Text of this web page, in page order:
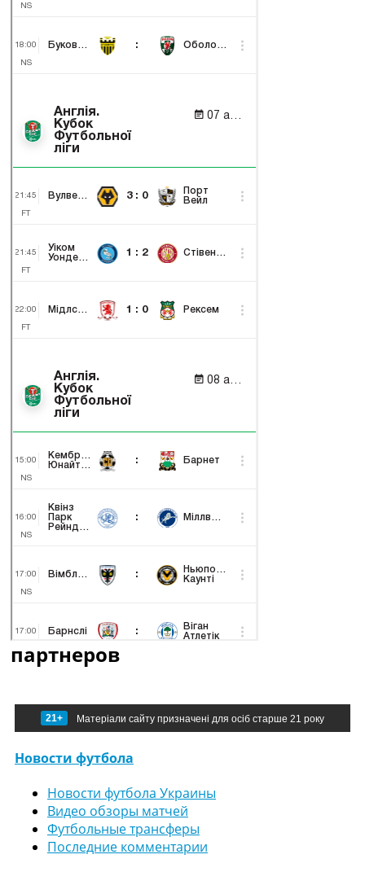
партнеров
21+ Матеріали сайту призначені для осіб старше 21 року
Новости футбола
Новости футбола Украины
Видео обзоры матчей
Футбольные трансферы
Последние комментарии